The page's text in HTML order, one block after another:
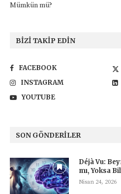
Mümkün mü?
BIZI TAKIP EDIN
FACEBOOK
INSTAGRAM
YOUTUBE
SON GÖNDERILER
Déjà Vu:
mı, Yoksa
Nisan 24, 2026